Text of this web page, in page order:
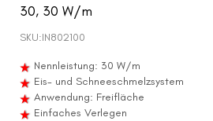
30, 30 W/m
SKU:IN802100
Nennleistung: 30 W/m
Eis- und Schneeschmelzsystem
Anwendung: Freifläche
Einfaches Verlegen